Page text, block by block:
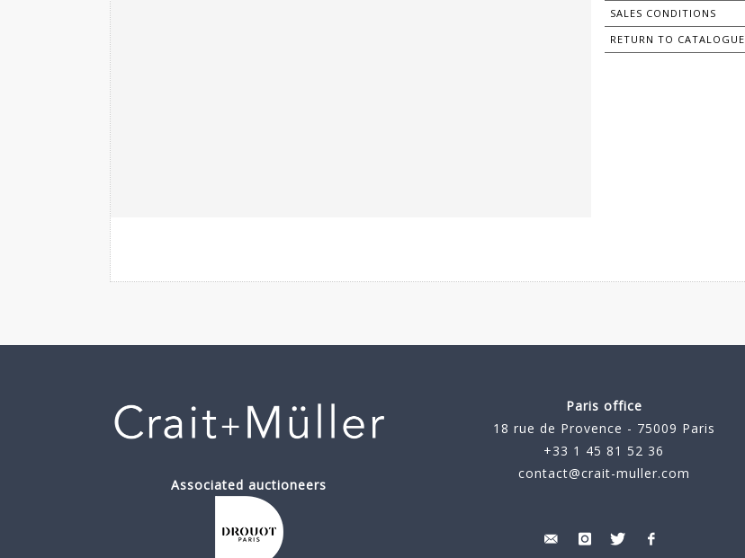
SALES CONDITIONS
RETURN TO CATALOGUE
Associated auctioneers
Paris office
18 rue de Provence - 75009 Paris
+33 1 45 81 52 36
contact@crait-muller.com